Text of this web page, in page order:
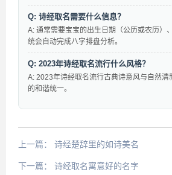
Q: 诗经取名需要什么信息？
A: 通常需要宝宝的出生日期（公历或农历）
统会自动完成八字排盘分析。
Q: 2023年诗经取名流行什么风格？
A: 2023年诗经取名流行古典诗意风与自然清
的和谐统一。
上一篇： 诗经楚辞里的如诗美名
下一篇： 诗经取名寓意好的名字